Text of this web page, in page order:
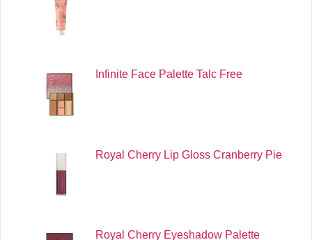
Infinite Face Palette Talc Free
Royal Cherry Lip Gloss Cranberry Pie
Royal Cherry Eyeshadow Palette